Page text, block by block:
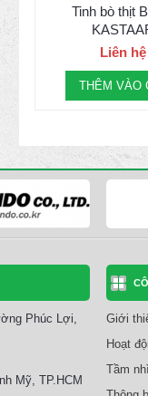
Tinh bò thịt
Liên hệ
THÊM VÀO
Phúc Lợi,
Mỹ, TP.HCM
Giới
Hoạt
Tầm